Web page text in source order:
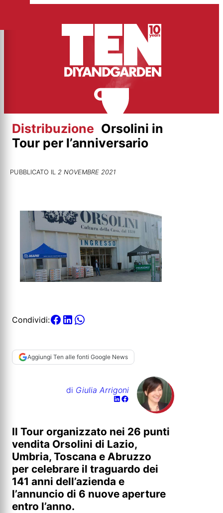
contenuto
Distribuzione Orsolini in
Tour per l’anniversario
PUBBLICATO IL 2 NOVEMBRE 2021
Condividi:
Aggiungi Ten alle fonti Google News
di Giulia Arrigoni
Il Tour organizzato nei 26 punti
vendita Orsolini di Lazio,
Umbria, Toscana e Abruzzo
per celebrare il traguardo dei
141 anni dell’azienda e
l’annuncio di 6 nuove aperture
entro l’anno.